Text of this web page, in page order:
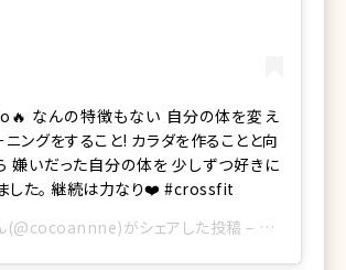
なんの特徴もない 自分の体を変え
ニングをすること! カラダを作ることと向
嫌いだった自分の体を 少しずつ好きに
した。 継続は力なり❤️ #crossfit
(@cocoannne)がシェアした投稿 – 2017年 6